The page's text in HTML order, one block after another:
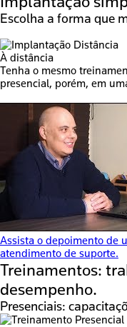
Escolha a forma que
À distância
Tenha o mesmo
presencial, porém, em
Assista o depoimento de
atendimento de suporte.
Treinamentos:
desempenho.
Presenciais: